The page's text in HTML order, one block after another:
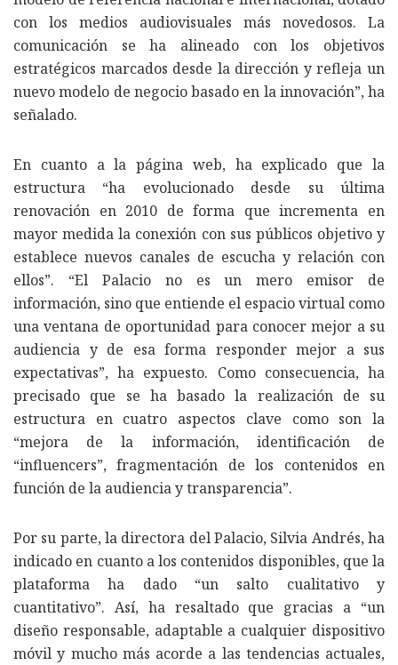
con los medios audiovisuales más novedosos. La
comunicación se ha alineado con los objetivos
estratégicos marcados desde la dirección y refleja un
nuevo modelo de negocio basado en la innovación”, ha
señalado.
En cuanto a la página web, ha explicado que la
estructura “ha evolucionado desde su última
renovación en 2010 de forma que incrementa en
mayor medida la conexión con sus públicos objetivo y
establece nuevos canales de escucha y relación con
ellos”. “El Palacio no es un mero emisor de
información, sino que entiende el espacio virtual como
una ventana de oportunidad para conocer mejor a su
audiencia y de esa forma responder mejor a sus
expectativas”, ha expuesto. Como consecuencia, ha
precisado que se ha basado la realización de su
estructura en cuatro aspectos clave como son la
“mejora de la información, identificación de
“influencers”, fragmentación de los contenidos en
función de la audiencia y transparencia”.
Por su parte, la directora del Palacio, Silvia Andrés, ha
indicado en cuanto a los contenidos disponibles, que la
plataforma ha dado “un salto cualitativo y
cuantitativo”. Así, ha resaltado que gracias a “un
diseño responsable, adaptable a cualquier dispositivo
móvil y mucho más acorde a las tendencias actuales,